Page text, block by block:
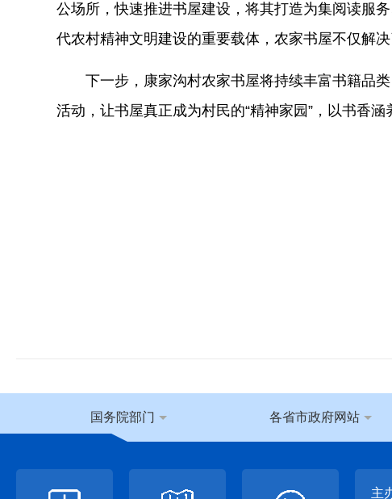
公场所，快速推进书屋建设，将其打造为集阅读服
代农村精神文明建设的重要载体，农家书屋不仅解
下一步，康家沟村农家书屋将持续丰富书籍品
活动，让书屋真正成为村民的“精神家园”，以书香
国务院部门 各省市政府网站
主